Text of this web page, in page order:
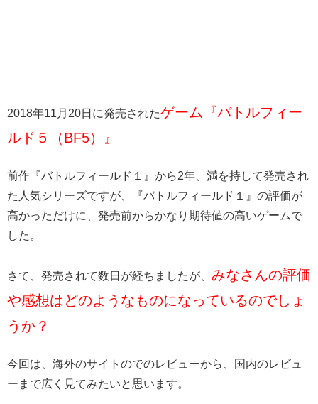
2018年11月20日に発売されたゲーム『バトルフィー
ルド５（BF5）』
前作『バトルフィールド１』から2年、満を持して発売され
た人気シリーズですが、『バトルフィールド１』の評価が
高かっただけに、発売前からかなり期待値の高いゲームで
した。
さて、発売されて数日が経ちましたが、 みなさんの評価
や感想はどのようなものになっているのでしょ
うか？
今回は、海外のサイトのでのレビューから、国内のレビュ
ーまで広く見てみたいと思います。